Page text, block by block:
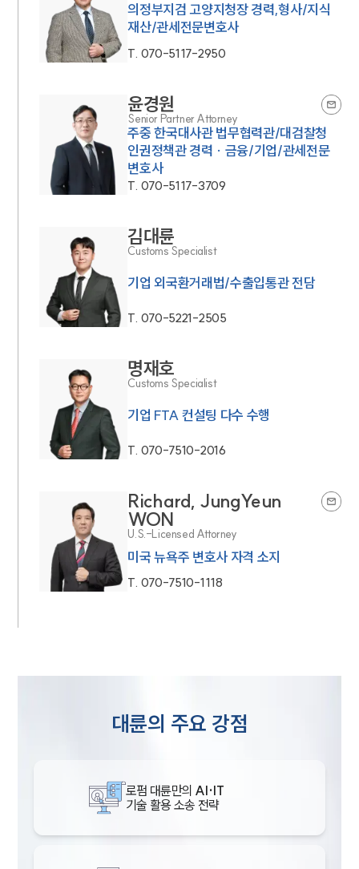
의정부지검 고양지청장 경력,형사/지식
재산/관세전문변호사
T. 070-5117-2950
윤경원
Senior Partner Attorney
주중 한국대사관 법무협력관/대검찰청
인권정책관 경력 · 금융/기업/관세전문
변호사
T. 070-5117-3709
김대륜
Customs Specialist
기업 외국환거래법/수출입통관 전담
T. 070-5221-2505
명재호
Customs Specialist
기업 FTA 컨설팅 다수 수행
T. 070-7510-2016
Richard, JungYeun
WON
U.S.-Licensed Attorney
미국 뉴욕주 변호사 자격 소지
T. 070-7510-1118
대륜의 주요 강점
로펌 대륜만의 AI·IT
기술 활용 소송 전략